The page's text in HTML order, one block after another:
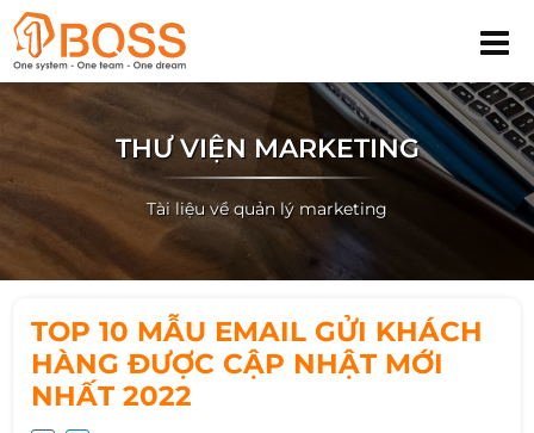
THƯ VIỆN MARKETING
Tài liệu về quản lý marketing
TOP 10 MẪU EMAIL GỬI KHÁCH
HÀNG ĐƯỢC CẬP NHẬT MỚI
NHẤT 2022